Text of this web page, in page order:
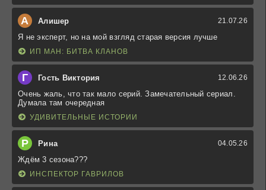
А Алишер 21.07.26
Я не эксперт, но на мой взгляд старая версия лучше
ИП МАН: БИТВА КЛАНОВ
Г Гость Виктория 12.06.26
Очень жаль, что так мало серий. Замечательный сериал.
Думала там очередная
УДИВИТЕЛЬНЫЕ ИСТОРИИ
Р Рина 04.05.26
Ждём 3 сезона???
ИНСПЕКТОР ГАВРИЛОВ